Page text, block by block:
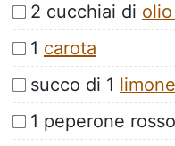
2 cucchiai di
1 carota
succo di 1 limone
1 peperone rosso